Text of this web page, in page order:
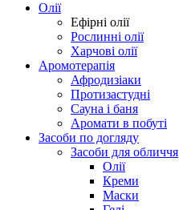
Олії
Ефірні олії
Рослинні олії
Харчові олії
Аромотерапія
Афродизіаки
Протизастудні
Сауна і баня
Аромати в побуті
Засоби по догляду
Засоби для обличчя
Олії
Креми
Маски